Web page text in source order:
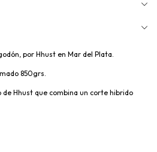
por Hhust en Mar del Plata.
850grs.
de Hhust que combina un corte hibrido